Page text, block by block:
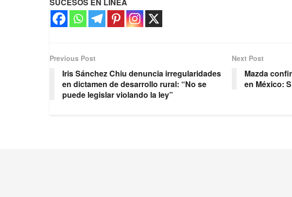
Previous Post
Iris Sánchez Chiu denuncia irregularidades
en dictamen de desarrollo rural: “No se
puede legislar violando la ley”
Next Post
Mazda
en México: